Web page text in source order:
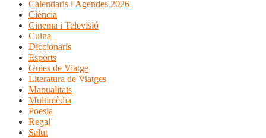
Calendaris i Agendes 2026
Ciència
Cinema i Televisió
Cuina
Diccionaris
Esports
Guies de Viatge
Literatura de Viatges
Manualitats
Multimèdia
Poesia
Regal
Salut